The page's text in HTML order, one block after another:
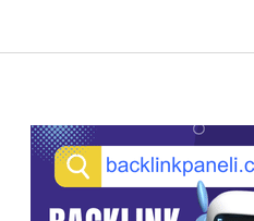
Sidebar